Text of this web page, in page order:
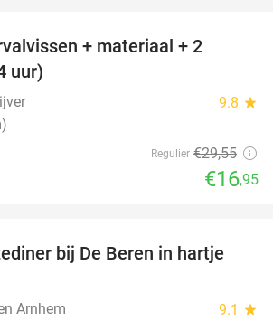
+ materiaal + 2
uur)
9.8 star
Regulier €29,55
€16,95
46%
bij De Beren in hartje
Arnhem 9.1 star